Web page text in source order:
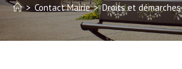
> Contact Mairie > Droits et démarches